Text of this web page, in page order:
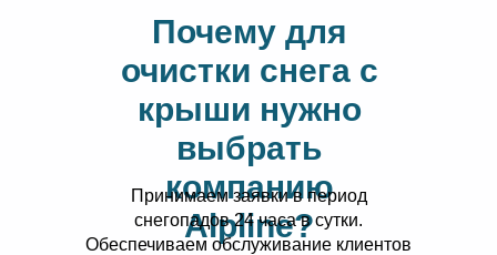
Почему для
очистки снега с
крыши нужно
выбрать
компанию
Alpline?
Принимаем заявки в период
снегопадов 24 часа в сутки.
Обеспечиваем обслуживание клиентов